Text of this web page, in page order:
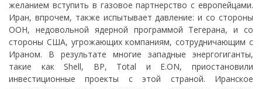
желанием вступить в газовое партнерство с европейцами.
Иран, впрочем, также испытывает давление: и со стороны
ООН, недовольной ядерной программой Тегерана, и со
стороны США, угрожающих компаниям, сотрудничающим с
Ираном. В результате многие западные энергогиганты,
такие как Shell, BP, Total и E.ON, приостановили
инвестиционные проекты с этой страной. Иранское